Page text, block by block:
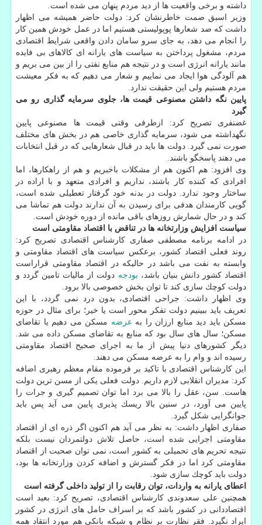
داشته و برخی واقعیت ها از دید مردم پنهان می شده است.
وزیر اسبق صمت خاطرنشان كرد: دولت حاضر همیشه می اظهار
داشت كه ضد شعارها پوپولیستی هستیم اما در عمل خودش همین كار
را انجام می دهد، به جای سرو سامان دادن واقعی شرایط اقتصادی
مردم، مشغول پرداختن به سیاست های یارانه ای كالاهای بی فایده
مانند یارانه انرژی است و در نتیجه هم منابع نفتی را از بین می بریم و
هم آلودگی هوا ایجاد می نماییم و شعار می دهیم كه به فكر معیشت
مردم هستیم ولی این حقیقت ندارد.
پایین نگه داشتن مصنوعی قیمت ها، جلوی سرمایه گذاری رو می
گیرد
غضنفری تصریح كرد: ازطرفی وقتی قیمت ها مصنوعی پایین
نگهداشته می شود، سرمایه گذاری خاصی هم در بخش های مختلف
صورت نمی گیرد. دولت ها باید در قبال شعارهایی كه در قبل انتخابات
می دهند پاسخگو باشند.
وی افزود: هم اكنون هم از مشكلات باخبریم و هم از راهكارها، اما
افرادی كه كننده كار باشند، نداریم و افرادی متعهد و با اراده در
ساختار وجود ندارد. دولت در بدنه خود گرفتار تعطیلی شده است،
گویی كارمندان هدفی برای رسیدن به آن ندارند دولت هم تماشا می
كند و در حال شمارش روزهای باقی مانده از دوره خودش است.
سیاست افزایش وزارتخانه ها در تناقض با اقتصاد مقاومتی است
در ادامه برنامه مصطفی صفاری كارشناس اقتصادی تصریح كرد:
روند فعلی اقتصاد كشور، برعكس سیاست های اقتصاد مقاومتی و
وابسته به نفت می باشد در حالیكه در اقتصاد مقاومتی قراراست
اقتصاد كشور دانش بنیان باشد، بودجه دولت از مالیات تامین گردد و
دولت كوچك سازی كند تا توان بخش خصوصی بالا برود.
وی اظهار داشت: جراحی اقتصادی، بدون درد نمی گردد، با این
تعریف باید ببینیم دولت تفكر محور است یا خیر؛ برای مثال در حوزه
مسكن باید دید منابع ارزان را به عرضه مسكن می دهیم یا تقاضای
مسكن؛ سال های سال بود كه منابع به تقاضای مسكن داده می شد.
دیگر كشورهای دنیا پیش از ما به اجرای صحیح اقتصاد مقاومتی
رسیده اند و وام را به عرضه مسكن می دهند.
این كارشناس اقتصادی با تاكید بر فرموده مقام معظم رهبری اضافه
كرد: مدیران انقلابی لازم داریم. دولت فعلی یكی از مسن ترین دولت
هاست. سن، عقل را بالا می برد اما توان تصمیم گیری و جرات را
پایین می آورد، در سنین بالا ریسك پذیری پایین می آید پس باید
جوانگرایی شكل گیرد.
صفاری اظهار داشت: به نظر می آید هم اكنون اگر ذره ای از اقتصاد
مقاومتی اجرایی شده است، حاصل تلاش دولتمردان نیست بلكه
نتیجه تحریم های تحمیلی به كشور است، نمی توان صحبت از اقتصاد
مقاومتی كرد اما در فكر گسترش و اضافه كردن وزارتخانه ها بود،
دولت باید كوچك سازی شود.
اعطای یارانه به واردات، توان رقابت را از تولید داخلی گرفته است
همچنین علی سعدوندی كارشناس اقتصادی، تصریح كرد: بعید است
اقتصاددانی در كشور باشد كه بر اسراف حامل های انرژی در كشور
ایراد نگیرد. فقر نظارت بر نظام و شبكه بانكی هم مورد انتقاد همه